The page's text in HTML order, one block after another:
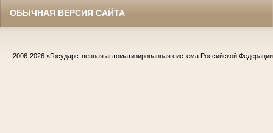
ОБЫЧНАЯ ВЕРСИЯ САЙТА
2006-2026 «Государственная автоматизированная система Российской